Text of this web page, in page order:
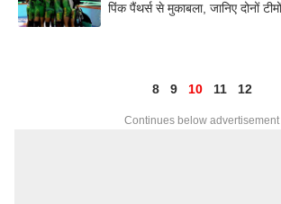
पिंक पैंथर्स से मुकाबला, जानिए दोनों
8 9 10 11 12
Continues below advertisement